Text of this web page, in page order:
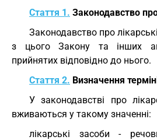
Стаття 1. Законодавство
Законодавство про
з цього Закону та інших
прийнятих відповідно до нього.
Стаття 2. Визначення
У законодавстві про
вживаються у такому значенні:
лікарські засоби -